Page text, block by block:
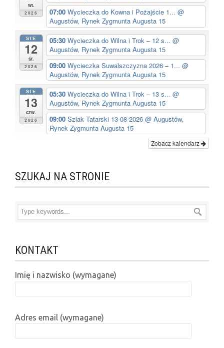
wt.
2026
07:00 Wycieczka do Kowna i Pożajście 1... @
Augustów, Rynek Zygmunta Augusta 15
SIE
12
śr.
2026
05:30 Wycieczka do Wilna i Trok – 12 s... @
Augustów, Rynek Zygmunta Augusta 15
09:00 Wycieczka Suwalszczyzna 2026 – 1... @
Augustów, Rynek Zygmunta Augusta 15
SIE
13
czw.
2026
05:30 Wycieczka do Wilna i Trok – 13 s... @
Augustów, Rynek Zygmunta Augusta 15
09:00 Szlak Tatarski 13-08-2026 @ Augustów,
Rynek Zygmunta Augusta 15
Zobacz kalendarz
SZUKAJ NA STRONIE
KONTAKT
Imię i nazwisko (wymagane)
Adres email (wymagane)